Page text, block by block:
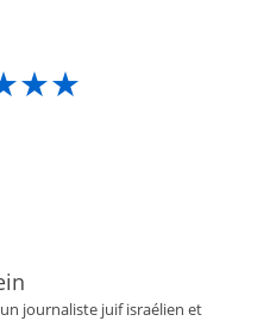
journaliste juif israélien et